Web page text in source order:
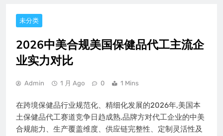
未分类
2026中美合规美国保健品代工主流企
业实力对比
Admin 1 月 Ago 0 1 Mins
在跨境保健品行业规范化、精细化发展的2026年,美国本
土保健品代工赛道竞争日趋成熟,品牌方对代工企业的中美
合规能力、生产覆盖维度、供应链完整性、定制灵活性及